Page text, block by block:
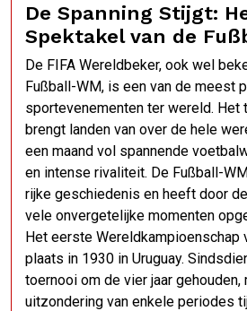
De Spanning Stijgt:
Spektakel van de
De FIFA Wereldbeker, ook wel
Fußball-WM, is een van de meest
sportevenementen ter wereld. Het
brengt landen van over de hele
een maand vol spannende
en intense rivaliteit. De Fußball-
rijke geschiedenis en heeft door
vele onvergetelijke momenten
Het eerste Wereldkampioenschap
plaats in 1930 in Uruguay.
toernooi om de vier jaar gehouden,
uitzondering van enkele periodes